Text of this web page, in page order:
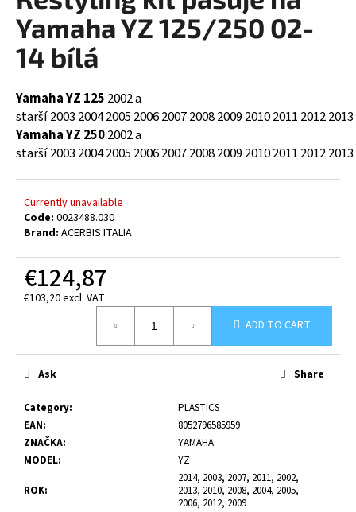
is
0,0
out
stars.
Yamaha YZ 125/250 02-
14 bílá
Yamaha YZ 125 2002 a
starší2003 20042005 2006200720082009 20102011 20122013
Yamaha YZ 2502002 a
starší2003 20042005 2006200720082009 20102011 20122013
Currently unavailable
Code: 0023488.030
Brand: ACERBIS ITALIA
€124,87
€103,20 excl. VAT
ADD TO CART
Category:
PLASTICS
EAN:
8052796585959
ZNAČKA:
YAMAHA
MODEL: YZ
ROK:
2014, 2003, 2007, 2011, 2002,
2013, 2010, 2008, 2004, 2005,
2006, 2012, 2009
Ask Share
i
n
g
o
r
?
SEARCH
W
o
m
m
n
d